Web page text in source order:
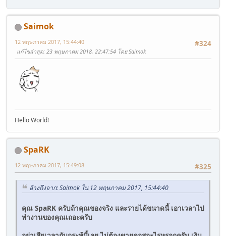
Saimok
#324
12 พฤษภาคม 2017, 15:44:40
แก้ไขล่าสุด: 23 พฤษภาคม 2018, 22:47:54 โดย Saimok
Hello World!
SpaRK
#325
12 พฤษภาคม 2017, 15:49:08
อ้างถึงจาก: Saimok ใน 12 พฤษภาคม 2017, 15:44:40
คุณ SpaRK ครับถ้าคุณของจริง และรายได้ขนาดนี้ เอาเวลาไป
ทำงานของคุณเถอะครับ